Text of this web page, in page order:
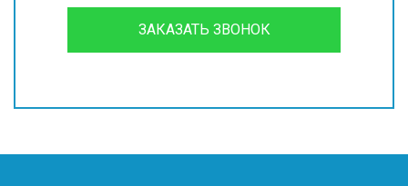
ЗАКАЗАТЬ ЗВОНОК